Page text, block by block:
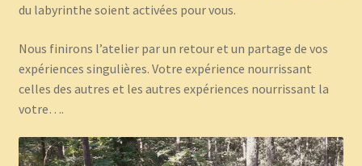
du labyrinthe soient activées pour vous.
Nous finirons l’atelier par un retour et un partage de vos
expériences singulières. Votre expérience nourrissant
celles des autres et les autres expériences nourrissant la
votre….